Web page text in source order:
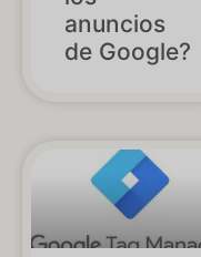
anuncios
de Google?